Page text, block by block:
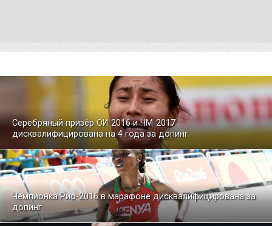
Серебряный призёр ОИ-2016 и ЧМ-2017
дисквалифицирована на 4 года за допинг
Чемпионка Рио-2016 в марафоне дисквалифицирована за
допинг